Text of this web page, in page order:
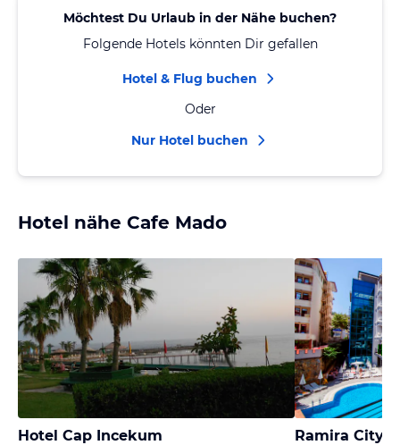
Möchtest Du Urlaub in der Nähe buchen?
Folgende Hotels könnten Dir gefallen
Hotel & Flug buchen
Oder
Nur Hotel buchen
Hotel nähe Cafe Mado
Hotel Cap Incekum Ramira City